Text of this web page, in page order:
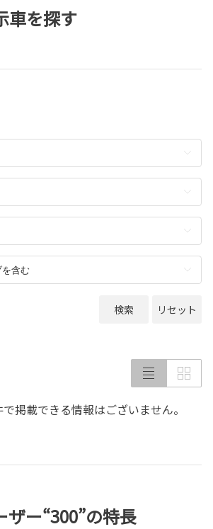
車を探す
検索 リセット
掲載できる情報はございません。
ザー“300”の特長